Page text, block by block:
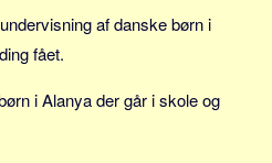
af danske børn i
fået.
i Alanya der går i skole og